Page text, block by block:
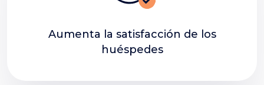
Aumenta la satisfacción de los
huéspedes